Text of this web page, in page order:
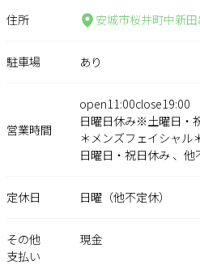
住所 安城市桜井町中新
駐車場 あり
営業時間
open11:00close19:00
日曜日休み※土曜日・
＊メンズフェイシャ
日曜日・祝日休み 、他
定休日 日曜（他不定休）
その他
支払い
現金